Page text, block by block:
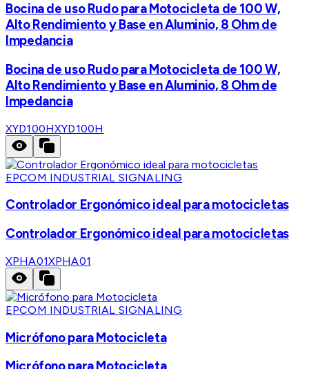
Bocina de uso Rudo para Motocicleta de 100 W,
Alto Rendimiento y Base en Aluminio, 8 Ohm de
Impedancia
Bocina de uso Rudo para Motocicleta de 100 W,
Alto Rendimiento y Base en Aluminio, 8 Ohm de
Impedancia
XYD100HXYD100H
EPCOM INDUSTRIAL SIGNALING
Controlador Ergonómico ideal para motocicletas
Controlador Ergonómico ideal para motocicletas
XPHA01XPHA01
EPCOM INDUSTRIAL SIGNALING
Micrófono para Motocicleta